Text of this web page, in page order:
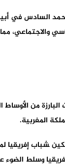
والاجتماعي،
البيضاء 2025 نخبة
اﻟﻤﻐﺮﺑﻴﺔ.
عُقدت في 17 فبراير
إفريقيا وسلط